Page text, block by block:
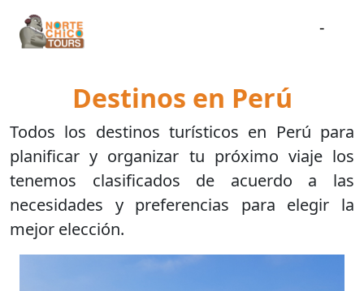
-
Destinos en Perú
Todos los destinos turísticos en Perú para
planificar y organizar tu próximo viaje los
tenemos clasificados de acuerdo a las
necesidades y preferencias para elegir la
mejor elección.